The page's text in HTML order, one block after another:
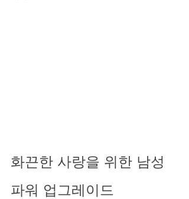
화끈한 사랑을 위한 남성
파워 업그레이드